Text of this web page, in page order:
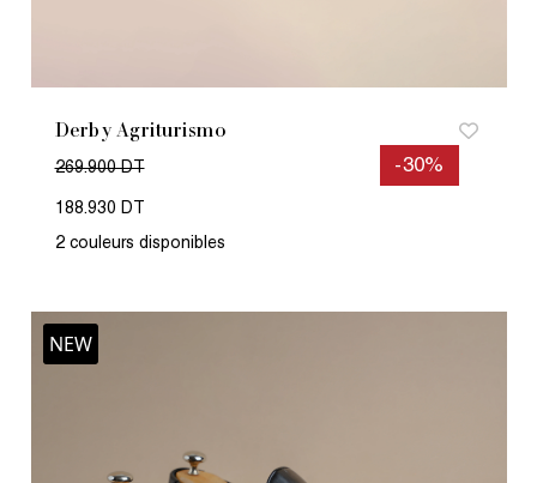
Derby Agriturismo
-30%
269.900 DT
188.930 DT
2 couleurs disponibles
NEW